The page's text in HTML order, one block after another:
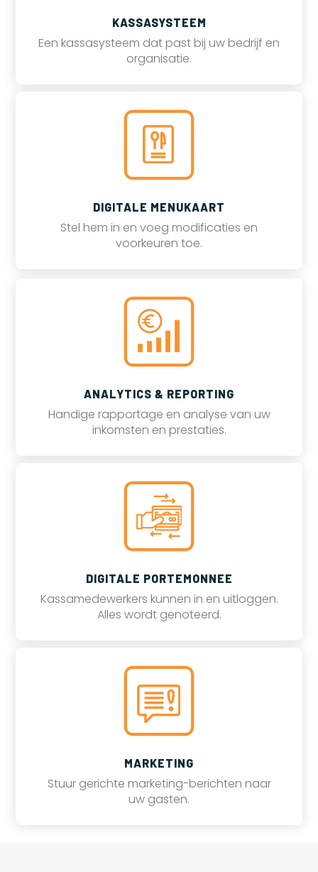
KASSASYSTEEM
Een kassasysteem dat past bij uw bedrijf en
organisatie.
DIGITALE MENUKAART
Stel hem in en voeg modificaties en
voorkeuren toe.
ANALYTICS & REPORTING
Handige rapportage en analyse van uw
inkomsten en prestaties.
DIGITALE PORTEMONNEE
Kassamedewerkers kunnen in en uitloggen.
Alles wordt genoteerd.
MARKETING
Stuur gerichte marketing-berichten naar
uw gasten.